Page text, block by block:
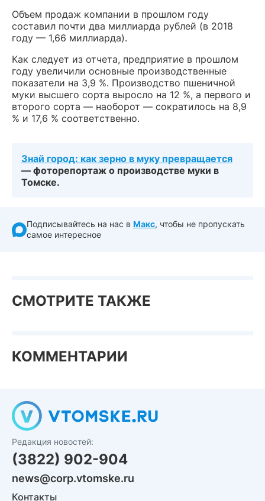
Объем продаж компании в прошлом году
составил почти два миллиарда рублей (в 2018
году — 1,66 миллиарда).
Как следует из отчета, предприятие в прошлом
году увеличили основные производственные
показатели на 3,9 %. Производство пшеничной
муки высшего сорта выросло на 12 %, а первого и
второго сорта — наоборот — сократилось на 8,9
% и 17,6 % соответственно.
Знай город: как зерно в муку превращается
— фоторепортаж о производстве муки в
Томске.
Подписывайтесь на нас в Макс, чтобы не пропускать
самое интересное
СМОТРИТЕ ТАКЖЕ
КОММЕНТАРИИ
Редакция новостей:
(3822) 902-904
news@corp.vtomske.ru
Контакты